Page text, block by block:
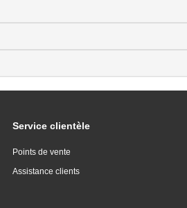
Service clientèle
Points de vente
Assistance clients